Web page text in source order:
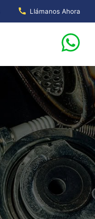
Llámanos Ahora